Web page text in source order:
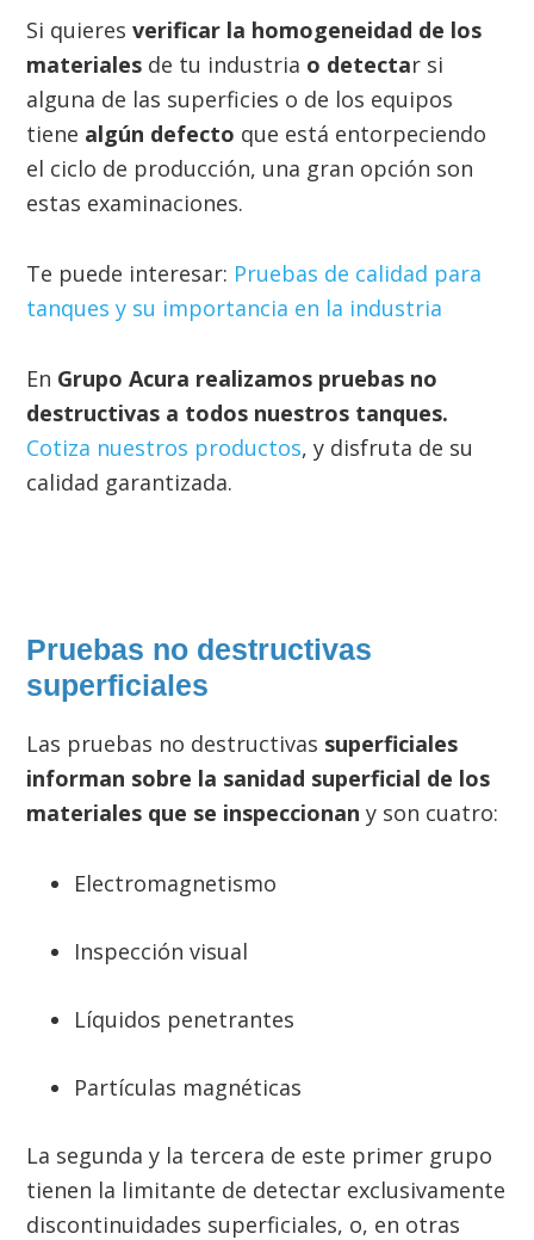
Si quieresverificar la homogeneidad de los
materiales de tu industria o detectar si
alguna de las superficies o de los equipos
tiene algún defecto que está entorpeciendo
el ciclo de producción, una gran opción son
estas examinaciones.
Te puede interesar: Pruebas de calidad para
tanques y su importancia en la industria
En Grupo Acura realizamos pruebas no
destructivas a todos nuestros tanques.
Cotiza nuestros productos, y disfruta de su
calidad garantizada.
Pruebas no destructivas
superficiales
Las pruebas no destructivas superficiales
informan sobre la sanidad superficial de los
materiales que se inspeccionan y son cuatro:
Electromagnetismo
Inspección visual
Líquidos penetrantes
Partículas magnéticas
La segunda y la tercera de este primer grupo
tienen la limitante de detectar exclusivamente
discontinuidades superficiales, o, en otras